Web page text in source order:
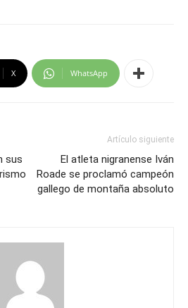
X WhatsApp
sus
Artículo siguiente
El atleta nigranense Iván
Roade se proclamó campeón
gallego de montaña absoluto